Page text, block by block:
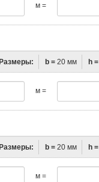
м =
Размеры: b = 20 мм h =
м =
Размеры: b = 20 мм h =
м =